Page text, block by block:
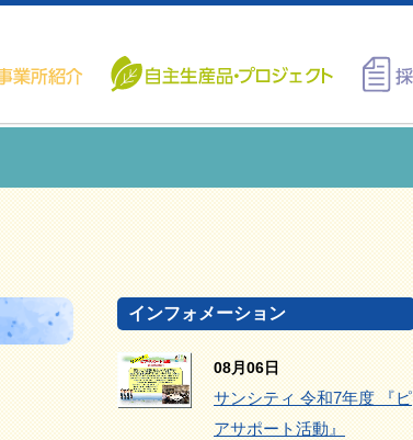
インフォメーション
08月06日
サンシティ 令和7年度 『ピ
アサポート活動』